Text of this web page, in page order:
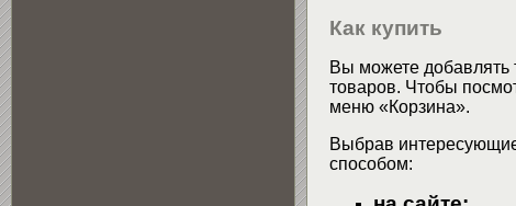
Как купить
Вы можете добавлять
товаров. Чтобы
меню «Корзина».
Выбрав
способом: